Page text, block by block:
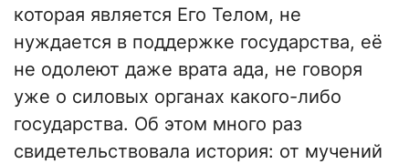
которая является Его Телом, не
нуждается в поддержке государства, её
не одолеют даже врата ада, не говоря
уже о силовых органах какого-либо
государства. Об этом много раз
свидетельствовала история: от мучений